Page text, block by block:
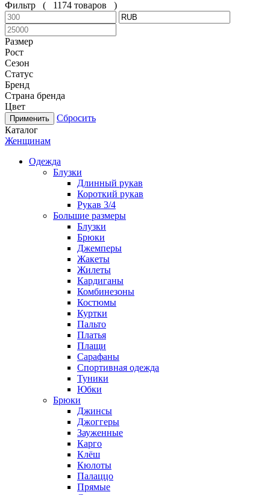
Фильтр ( 1174 товаров )
Размер
Рост
Сезон
Статус
Бренд
Страна бренда
Цвет
Сбросить
Каталог
Женщинам
Одежда
Блузки
Длинный рукав
Короткий рукав
Рукав 3/4
Большие размеры
Блузки
Брюки
Джемперы
Жакеты
Жилеты
Кардиганы
Комбинезоны
Костюмы
Куртки
Пальто
Платья
Плащи
Сарафаны
Спортивная одежда
Туники
Юбки
Брюки
Джинсы
Джоггеры
Зауженные
Карго
Клёш
Кюлоты
Палаццо
Прямые